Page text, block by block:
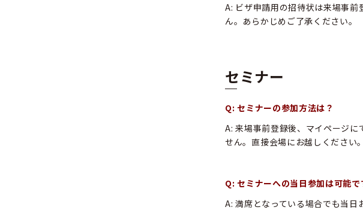
A: ビザ申請用の招待状は来場事
ん。あらかじめご了承ください。
セミナー
Q: セミナーの参加方法は？
A: 来場事前登録後、マイページ
せん。直接会場にお越しください。
Q: セミナーへの当日参加は可能で
A: 満席となっている場合でも当